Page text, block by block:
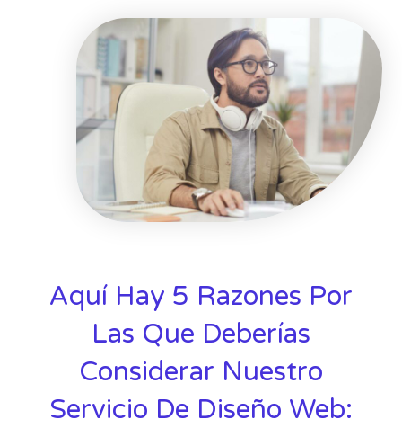
Aquí Hay 5 Razones Por
Las Que Deberías
Considerar Nuestro
Servicio De Diseño Web: